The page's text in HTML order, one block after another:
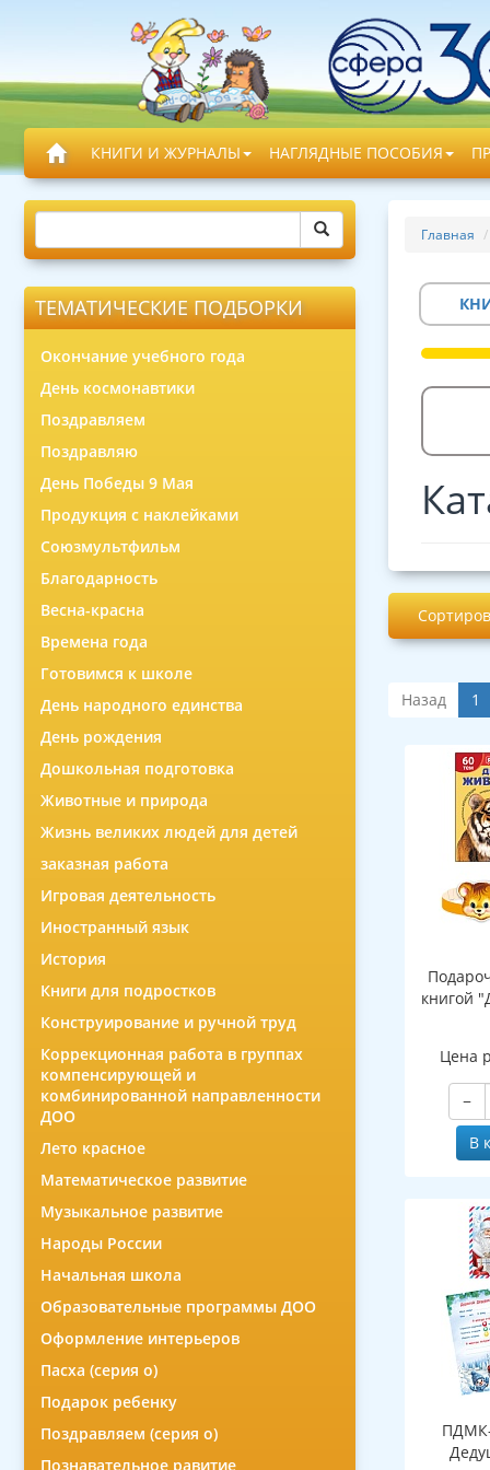
КНИГИ И ЖУРНАЛЫ НАГЛЯДНЫЕ ПОСОБИЯ
ТЕМАТИЧЕСКИЕ ПОДБОРКИ
Окончание учебного года
День космонавтики
Поздравляем
Поздравляю
День Победы 9 Мая
Продукция с наклейками
Союзмультфильм
Благодарность
Весна-красна
Времена года
Готовимся к школе
День народного единства
День рождения
Дошкольная подготовка
Животные и природа
Жизнь великих людей для детей
заказная работа
Игровая деятельность
Иностранный язык
История
Книги для подростков
Конструирование и ручной труд
Коррекционная работа в группах
компенсирующей и
комбинированной направленности
ДОО
Лето красное
Математическое развитие
Музыкальное развитие
Народы России
Начальная школа
Образовательные программы ДОО
Оформление интерьеров
Пасха (серия о)
Подарок ребенку
Поздравляем (серия о)
Познавательное равитие
Главная
Назад 1
книгой
Цена
−
В